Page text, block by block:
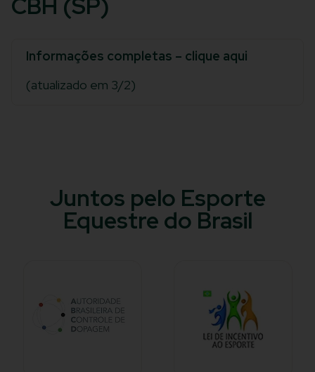
Informações completas – clique aqui
(atualizado em 3/2)
Juntos pelo Esporte
Equestre do Brasil